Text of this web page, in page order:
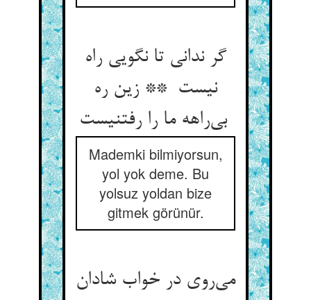
گر ندانی تا نگویی راه
نیست ** زین ره
بی‌راهه ما را رفتنیست
Mademki bilmiyorsun,
yol yok deme. Bu
yolsuz yoldan bize
gitmek görünür.
می‌روی در خواب شادان